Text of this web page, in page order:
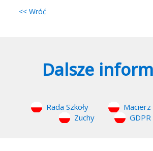
<< Wróć
Dalsze
Rada Szkoły
Macierz
Zuchy
GDPR